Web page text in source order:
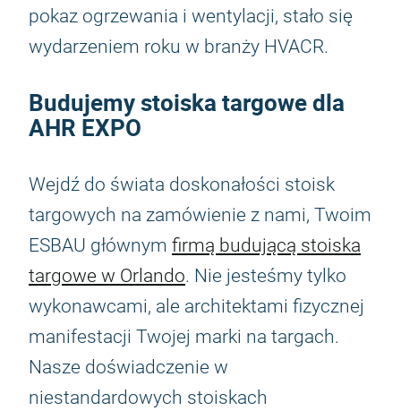
pokaz ogrzewania i wentylacji, stało się
wydarzeniem roku w branży HVACR.
Budujemy stoiska targowe dla
AHR EXPO
Wejdź do świata doskonałości stoisk
targowych na zamówienie z nami, Twoim
ESBAU głównym firmą budującą stoiska
targowe w Orlando. Nie jesteśmy tylko
wykonawcami, ale architektami fizycznej
manifestacji Twojej marki na targach.
Nasze doświadczenie w
niestandardowych stoiskach